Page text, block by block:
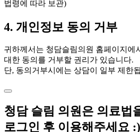
법령에 따라 보관)
4. 개인정보 동의 거부
귀하께서는 청담슬림의원 홈페이지에
대한 동의를 거부할 권리가 있습니다.
단, 동의거부시에는 상담이 일부 제한
청담 슬림 의원은 의료법
로그인 후 이용해주세요 :)